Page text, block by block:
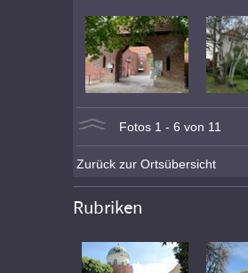
Fotos 1 - 6 von 11
Zurück zur Ortsübersicht
Rubriken